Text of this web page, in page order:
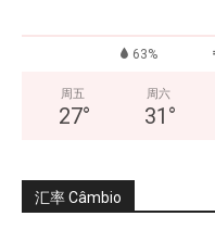
63%
周五
27°
周六
31 °
汇率 Câmbio